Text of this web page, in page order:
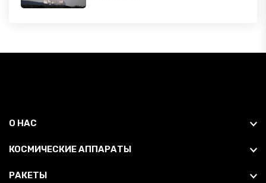
О НАС
КОСМИЧЕСКИЕ АППАРАТЫ
РАКЕТЫ